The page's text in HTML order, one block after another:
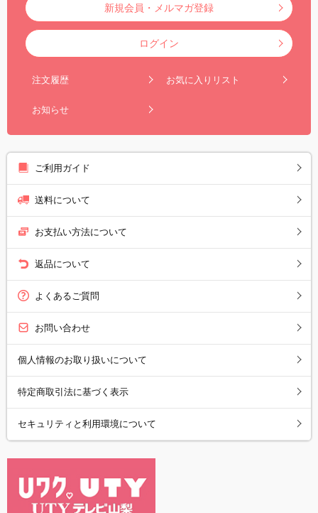
新規会員・メルマガ登録
ログイン
注文履歴 お気に入りリスト
お知らせ
ご利用ガイド
送料について
お支払い方法について
返品について
よくあるご質問
お問い合わせ
個人情報のお取り扱いについて
特定商取引法に基づく表示
セキュリティと利用環境について